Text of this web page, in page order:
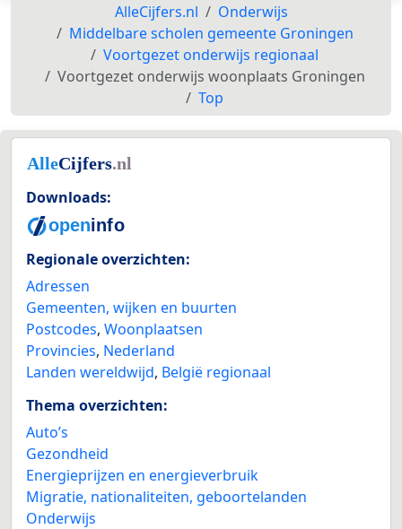
AlleCijfers.nl
Onderwijs
Middelbare scholen gemeente Groningen
Voortgezet onderwijs regionaal
Voortgezet onderwijs woonplaats Groningen
Top
Downloads:
Regionale overzichten:
Adressen
Gemeenten, wijken en buurten
Postcodes, Woonplaatsen
Provincies, Nederland
Landen wereldwijd, België regionaal
Thema overzichten:
Auto’s
Gezondheid
Energieprijzen en energieverbruik
Migratie, nationaliteiten, geboortelanden
Onderwijs